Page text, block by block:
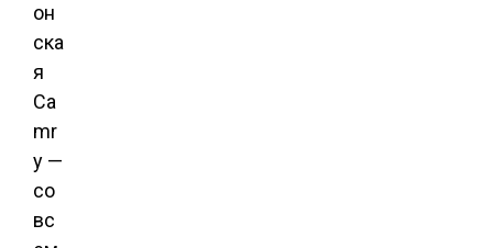
он
ска
я
Ca
mr
y —
со
вс